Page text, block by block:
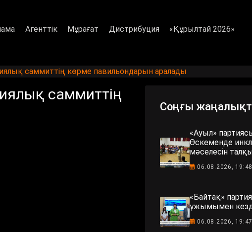
Агенттік Мұрағат Дистрибуция «Құрылтай 2026»
саммиттің көрме павильондарын аралады
саммиттің
Соңғы
«Ауыл»
Өскеменде
мәселесін
06.08.2026, 19:48
«Байтақ»
ұжымымен
06.08.2026, 19:47